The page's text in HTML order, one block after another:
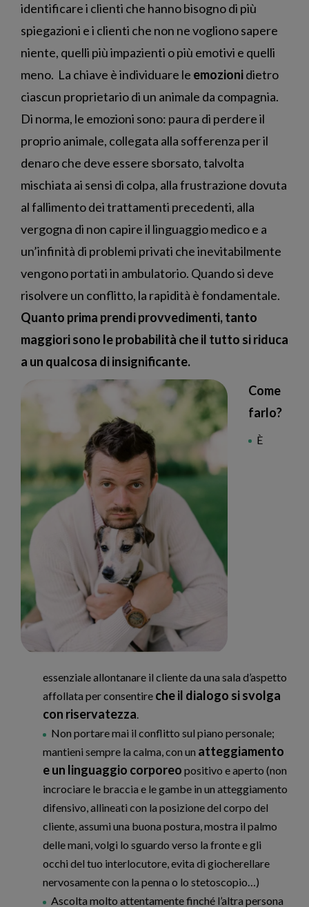
identificare i clienti che hanno bisogno di più
spiegazioni e i clienti che non ne vogliono sapere
niente, quelli più impazienti o più emotivi e quelli
meno. La chiave è individuare le emozionidietro
ciascun proprietario di un animale da compagnia.
Di norma, le emozioni sono: paura di perdere il
proprio animale, collegata alla sofferenza per il
denaro che deve essere sborsato, talvolta
mischiata ai sensi di colpa, alla frustrazione dovuta
al fallimento dei trattamenti precedenti, alla
vergogna di non capire il linguaggio medico e a
un’infinità di problemi privati che inevitabilmente
vengono portati in ambulatorio. Quando si deve
risolvere un conflitto, la rapidità è fondamentale.
Quanto prima prendi provvedimenti, tanto
maggiori sono le probabilità che il tutto si riduca
a un qualcosa di insignificante.
Come
farlo?
È
essenziale allontanare il cliente da una sala d’aspetto
affollata per consentire che il dialogo si svolga
con riservatezza.
Non portare mai il conflitto sul piano personale;
mantieni sempre la calma, con un atteggiamento
e un linguaggio corporeo positivo e aperto (non
incrociare le braccia e le gambe in un atteggiamento
difensivo, allineati con la posizione del corpo del
cliente, assumi una buona postura, mostra il palmo
delle mani, volgi lo sguardo verso la fronte e gli
occhi del tuo interlocutore, evita di giocherellare
nervosamente con la penna o lo stetoscopio…)
Ascolta molto attentamente finché l’altra persona